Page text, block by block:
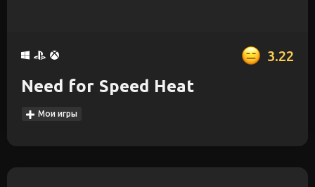
3.22
Need for Speed Heat
Мои игры